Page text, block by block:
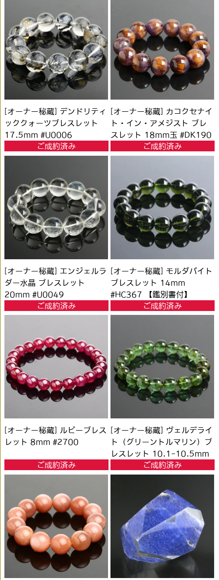
[オーナー秘蔵] デンドリティ
ッククォーツブレスレット
17.5mm #U0006
ご成約済み
[オーナー秘蔵] カコクセナイ
ト・イン・アメジスト ブレ
スレット 18mm玉 #DK190
ご成約済み
[オーナー秘蔵] エンジェルラ
ダー水晶 ブレスレット
20mm #U0049
ご成約済み
[オーナー秘蔵] モルダバイト
ブレスレット 14mm
#HC367 【鑑別書付】
ご成約済み
[オーナー秘蔵] ルビーブレス
レット 8mm #2700
ご成約済み
[オーナー秘蔵] ヴェルデライ
ト（グリーントルマリン）ブ
レスレット 10.1-10.5mm
玉 #4552ご成約済み